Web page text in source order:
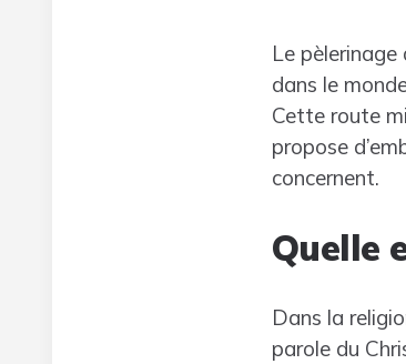
Le
dans le
Cette route
propose
concernent.
Quelle
Dans la
parole du